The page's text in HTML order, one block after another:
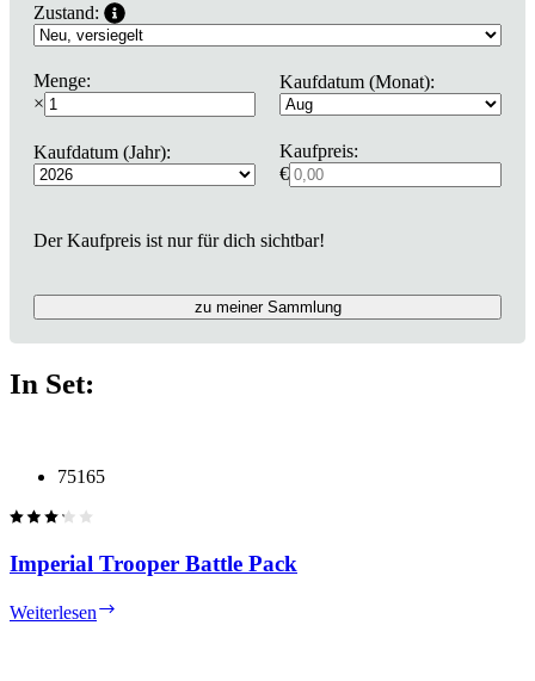
Zustand:
Menge:
×
Kaufdatum (Monat):
Kaufdatum (Jahr):
Kaufpreis:
€
Der Kaufpreis ist nur für dich sichtbar!
zu meiner Sammlung
In Set:
75165
Imperial Trooper Battle Pack
Weiterlesen